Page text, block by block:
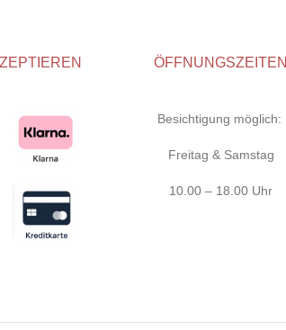
ÖFFNUNGSZEITEN
Besichtigung möglich:
Freitag & Samstag
10.00 – 18.00 Uhr